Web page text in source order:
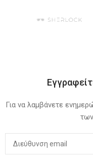
Για να λαμβάνετε